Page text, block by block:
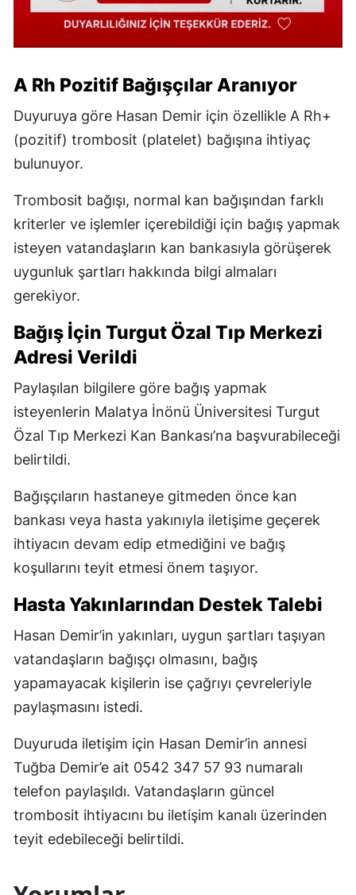
A Rh Pozitif Bağışçılar Aranıyor
Duyuruya göre Hasan Demir için özellikle A Rh+
(pozitif) trombosit (platelet) bağışına ihtiyaç
bulunuyor.
Trombosit bağışı, normal kan bağışından farklı
kriterler ve işlemler içerebildiği için bağış yapmak
isteyen vatandaşların kan bankasıyla görüşerek
uygunluk şartları hakkında bilgi almaları
gerekiyor.
Bağış İçin Turgut Özal Tıp Merkezi
Adresi Verildi
Paylaşılan bilgilere göre bağış yapmak
isteyenlerin Malatya İnönü Üniversitesi Turgut
Özal Tıp Merkezi Kan Bankası’na başvurabileceği
belirtildi.
Bağışçıların hastaneye gitmeden önce kan
bankası veya hasta yakınıyla iletişime geçerek
ihtiyacın devam edip etmediğini ve bağış
koşullarını teyit etmesi önem taşıyor.
Hasta Yakınlarından Destek Talebi
Hasan Demir’in yakınları, uygun şartları taşıyan
vatandaşların bağışçı olmasını, bağış
yapamayacak kişilerin ise çağrıyı çevreleriyle
paylaşmasını istedi.
Duyuruda iletişim için Hasan Demir’in annesi
Tuğba Demir’e ait 0542 347 57 93 numaralı
telefon paylaşıldı. Vatandaşların güncel
trombosit ihtiyacını bu iletişim kanalı üzerinden
teyit edebileceği belirtildi.